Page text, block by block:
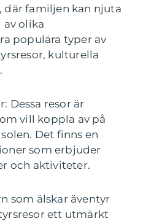
där familjen kan njuta
av olika
populära typer av
kulturella
Dessa resor är
vill koppla av på
Det finns en
som erbjuder
och aktiviteter.
som älskar äventyr
ett utmärkt